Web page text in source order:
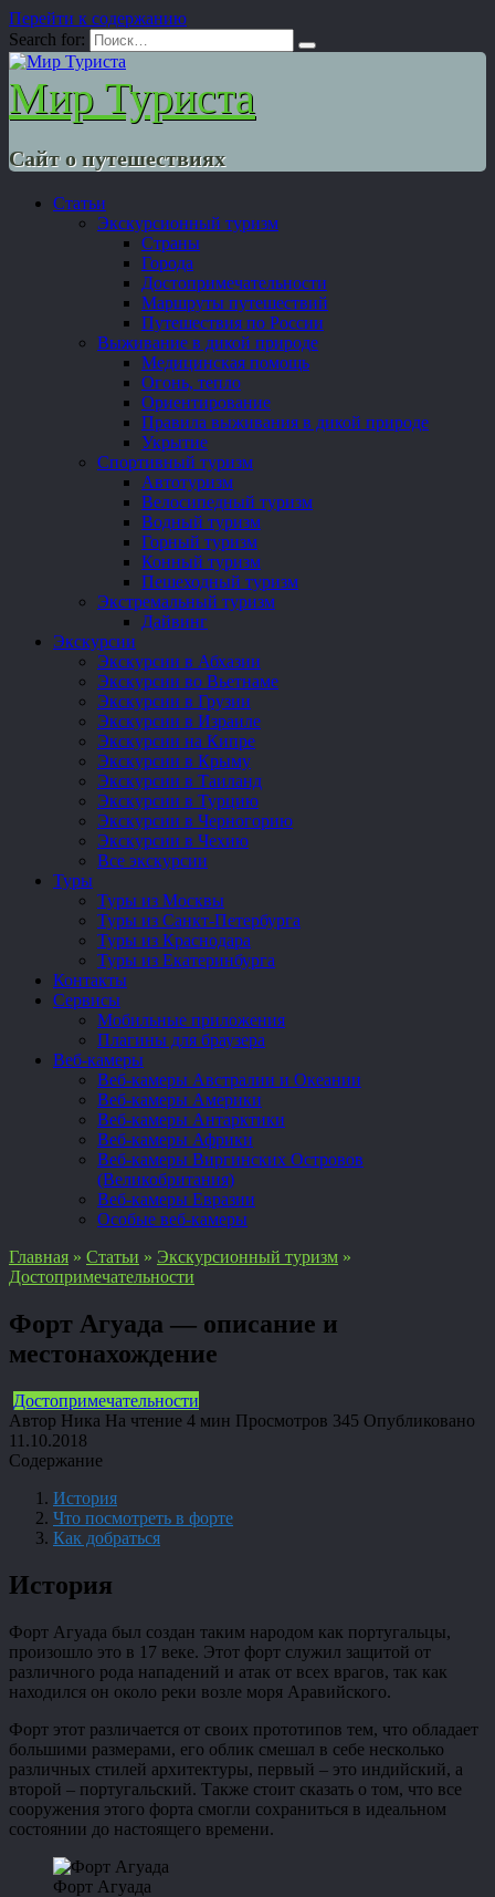
Перейти к содержанию
Search for:
Мир Туриста
Сайт о путешествиях
Статьи
Экскурсионный туризм
Страны
Города
Достопримечательности
Маршруты путешествий
Путешествия по России
Выживание в дикой природе
Медицинская помощь
Огонь, тепло
Ориентирование
Правила выживания в дикой природе
Укрытие
Спортивный туризм
Автотуризм
Велосипедный туризм
Водный туризм
Горный туризм
Конный туризм
Пешеходный туризм
Экстремальный туризм
Дайвинг
Экскурсии
Экскурсии в Абхазии
Экскурсии во Вьетнаме
Экскурсии в Грузии
Экскурсии в Израиле
Экскурсии на Кипре
Экскурсии в Крыму
Экскурсии в Таиланд
Экскурсии в Турцию
Экскурсии в Черногорию
Экскурсии в Чехию
Все экскурсии
Туры
Туры из Москвы
Туры из Санкт-Петербурга
Туры из Краснодара
Туры из Екатеринбурга
Контакты
Сервисы
Мобильные приложения
Плагины для браузера
Веб-камеры
Веб-камеры Австралии и Океании
Веб-камеры Америки
Веб-камеры Антарктики
Веб-камеры Африки
Веб-камеры Виргинских Островов
(Великобритания)
Веб-камеры Евразии
Особые веб-камеры
Главная » Статьи » Экскурсионный туризм »
Достопримечательности
Форт Агуада — описание и
местонахождение
Достопримечательности
Автор Ника На чтение 4 мин Просмотров 345 Опубликовано
11.10.2018
Содержание
История
Что посмотреть в форте
Как добраться
История
Форт Агуада был создан таким народом как португальцы,
произошло это в 17 веке. Этот форт служил защитой от
различного рода нападений и атак от всех врагов, так как
находился он около реки возле моря Аравийского.
Форт этот различается от своих прототипов тем, что обладает
большими размерами, его облик смешал в себе несколько
различных стилей архитектуры, первый – это индийский, а
второй – португальский. Также стоит сказать о том, что все
сооружения этого форта смогли сохраниться в идеальном
состоянии до настоящего времени.
Форт Агуада